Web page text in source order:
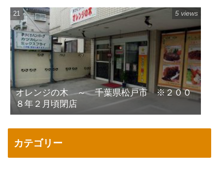
オレンジの木 ～ 千葉県松戸市 ※２００
８年２月頃閉店
5 views
カテゴリー